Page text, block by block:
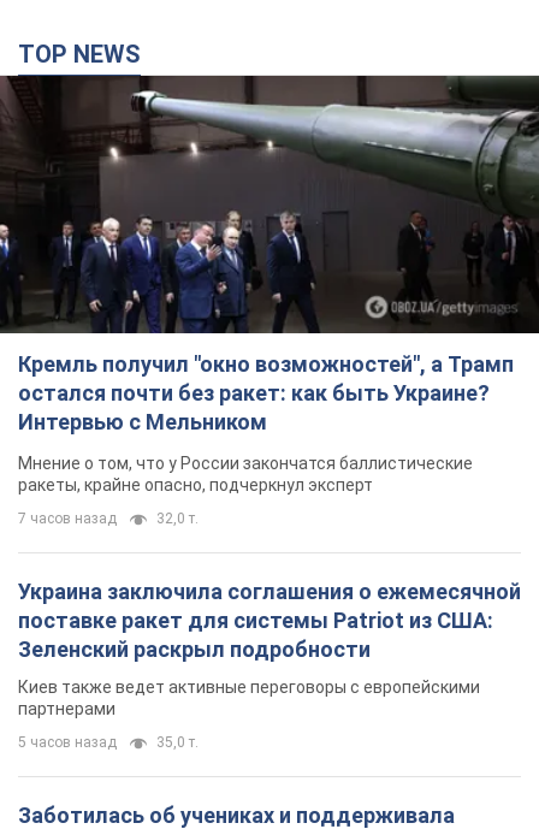
TOP NEWS
Кремль получил "окно возможностей", а Трамп
остался почти без ракет: как быть Украине?
Интервью с Мельником
Мнение о том, что у России закончатся баллистические
ракеты, крайне опасно, подчеркнул эксперт
7 часов назад 32,0 т.
Украина заключила соглашения о ежемесячной
поставке ракет для системы Patriot из США:
Зеленский раскрыл подробности
Киев также ведет активные переговоры с европейскими
партнерами
5 часов назад 35,0 т.
Заботилась об учениках и поддерживала